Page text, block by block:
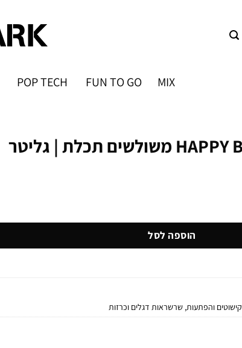
MIX
FUN TO GO
POP TECH
שרשרת HAPPY BIRTHDAY משולשים תכלת | גליטר
הוספה לסל
קישוטים והפתעות, שרשראות דגלים וכרזות